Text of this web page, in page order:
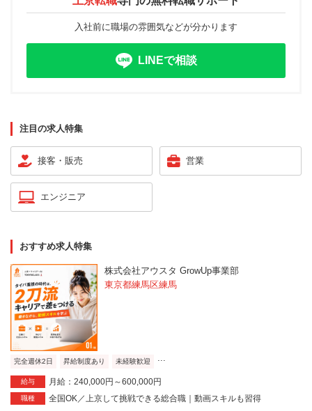
入社前に職場の雰囲気などが分かります
LINEで相談
注目の求人特集
接客・販売 営業
エンジニア
おすすめ求人特集
株式会社アウスタ GrowUp事業部
東京都練馬区練馬
完全週休2日 昇給制度あり 未経験歓迎 ...
給与 月給：240,000円～600,000円
職種 全国OK／上京して挑戦できる総合職｜動画スキルも習得